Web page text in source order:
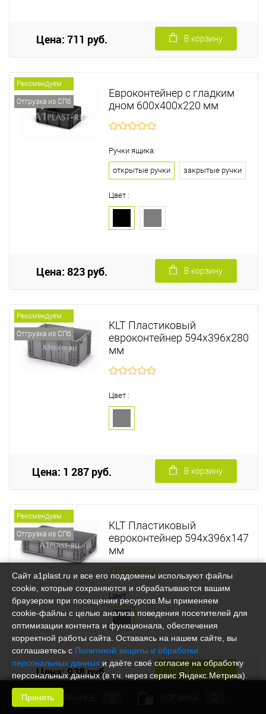
Цена: 711 руб. В корзину
Рекомендуем
Отгрузка из СПб
Евроконтейнер с гладким
дном 600х400х220 мм
Ручки ящика:
открытые ручки закрытые ручки
Цвет :
Цена: 823 руб. В корзину
Рекомендуем
Отгрузка из СПб
KLT Пластиковый
евроконтейнер 594х396х280
мм
Цвет :
Цена: 1 287 руб. В корзину
Рекомендуем
Отгрузка из СПб
KLT Пластиковый
евроконтейнер 594х396х147
мм
Цвет :
Цена: 938 руб. В корзину
ИЗБРАННОЕ
Сайт a1plast.ru и все его поддомены используют файлы
cookie, которые сохраняются и обрабатываются вашим
браузером при посещении ресурсов.Мы применяем
cookie‑файлы с целью анализа поведения посетителей для
оптимизации контента и функционала, обеспечения
корректной работы сайта. Оставаясь на нашем сайте, вы
соглашаетесь с Политикой защиты и обработки
персональных данных и даёте своё согласие на обработку
персональных данных (в т.ч. через сервис Яндекс.Метрика).
Принять